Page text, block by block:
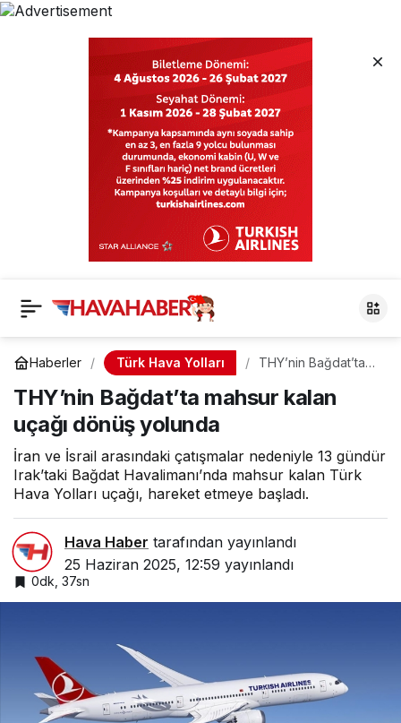
Haberler Türk Hava Yolları
THY’nin Bağdat’ta
dönüş yolunda
THY’nin Bağdat’ta mahsur kalan
uçağı dönüş yolunda
İran ve İsrail arasındaki çatışmalar nedeniyle 13 gündür
Irak’taki Bağdat Havalimanı’nda mahsur kalan Türk
Hava Yolları uçağı, hareket etmeye başladı.
Hava Haber tarafından yayınlandı
25 Haziran 2025, 12:59 yayınlandı
0dk, 37sn